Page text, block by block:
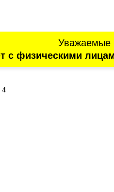
4
Уважаемые
с физическими